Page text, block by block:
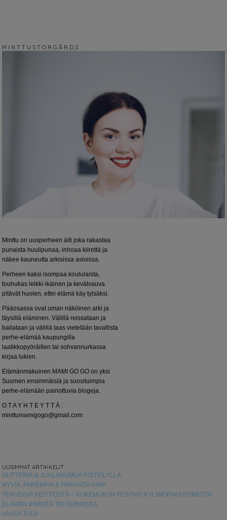
M I N T T U S T O R G Å R D S
Minttu on uusperheen äiti joka rakastaa
punaista huulipunaa, inhoaa kiirettä ja
näkee kauneutta arkisissa asioissa.
Perheen kaksi isompaa koululaista,
touhukas leikki-ikäinen ja kevätvauva
pitävät huolen, ettei elämä käy tylsäksi.
Pääosassa ovat oman näköinen arki ja
täysillä eläminen. Välillä reissataan ja
bailataan ja välillä taas vietetään tavallista
perhe-elämää kaupungilla
laatikkopyöräillen tai sohvannurkassa
kirjaa lukien.
Elämänmakuinen MAMI GO GO on yksi
Suomen ensimmäisiä ja suosituimpia
perhe-elämään painottuvia blogeja.
O T A Y H T E Y T T Ä :
minttumamigogo@gmail.com
UUSIMMAT ARTIKKELIT
GLITTERIÄ & JUHLAHUMUA RISTEILYLLÄ
HYVIÄ, PAREMPIA & PARHAITA UNIA
TERVEISIÄ KEITTIÖSTÄ – KOKEMUKSIA FESTIVO KYLMIÖPAKASTIMESTA
ELÄMÄN IHMEITÄ TALTIOIMASSA
VAUVA TULI!